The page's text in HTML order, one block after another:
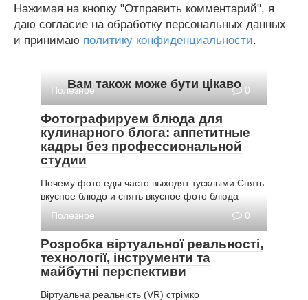
Нажимая на кнопку "Отправить комментарий", я
даю согласие на обработку персональных данных
и принимаю политику конфиденциальности.
Вам також може бути цікаво
Полезное 0
Фотографируем блюда для
кулинарного блога: аппетитные
кадры без профессиональной
студии
Почему фото еды часто выходят тусклыми Снять
вкусное блюдо и снять вкусное фото блюда
Полезное
0
Розробка віртуальної реальності,
технології, інструменти та
майбутні перспективи
Віртуальна реальність (VR) стрімко